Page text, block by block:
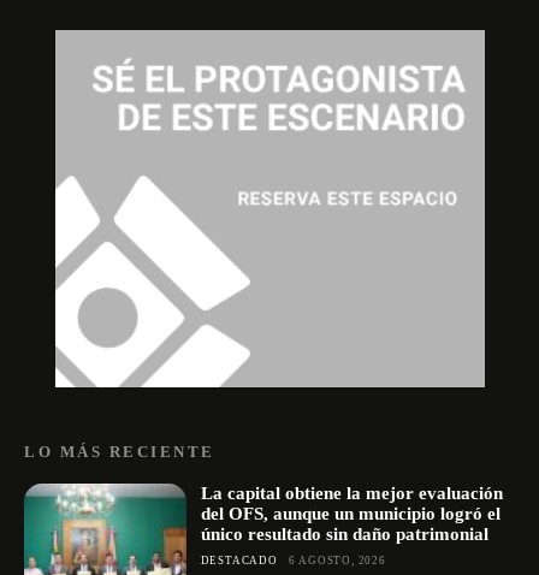
LO MÁS RECIENTE
La capital obtiene la mejor evaluación
del OFS, aunque un municipio logró el
único resultado sin daño patrimonial
DESTACADO 6 AGOSTO, 2026